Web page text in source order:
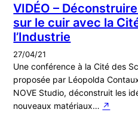
VIDÉO –
sur le cuir avec la
l’Industrie
27/04/21
Une conférence à la Cité des
proposée par Léopolda
NOVE Studio, déconstruit les
nouveaux matériaux… ↗︎